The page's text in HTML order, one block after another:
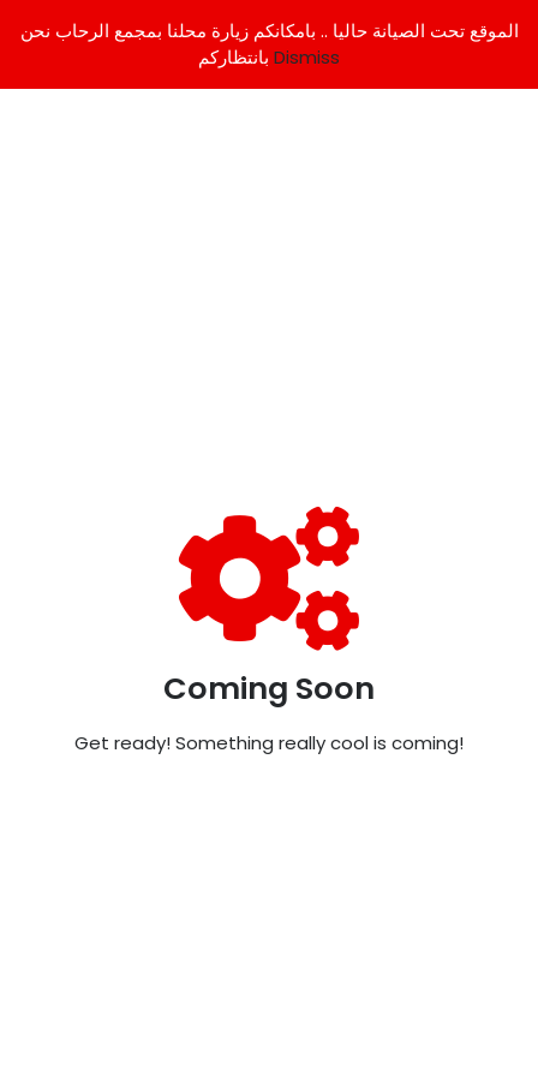
الموقع تحت الصيانة حاليا .. بامكانكم زيارة محلنا بمجمع الرحاب نحن
Dismiss
Coming Soon
Get ready! Something really cool is coming!